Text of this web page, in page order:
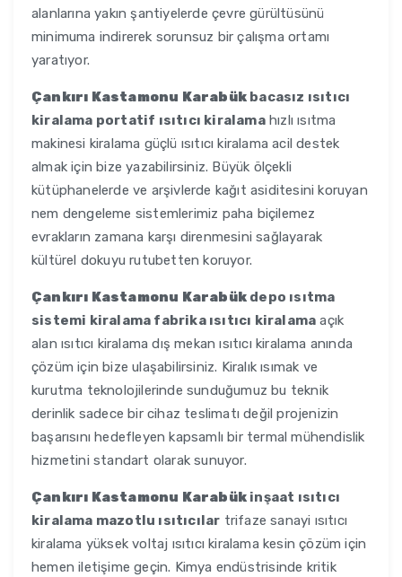
alanlarına yakın şantiyelerde çevre gürültüsünü
minimuma indirerek sorunsuz bir çalışma ortamı
yaratıyor.
Çankırı Kastamonu Karabük bacasız ısıtıcı
kiralama portatif ısıtıcı kiralamahızlı ısıtma
makinesi kiralama güçlü ısıtıcı kiralama acil destek
almak için bize yazabilirsiniz. Büyük ölçekli
kütüphanelerde ve arşivlerde kağıt asiditesini koruyan
nem dengeleme sistemlerimiz paha biçilemez
evrakların zamana karşı direnmesini sağlayarak
kültürel dokuyu rutubetten koruyor.
Çankırı Kastamonu Karabük depo ısıtma
sistemi kiralama fabrika ısıtıcı kiralama açık
alan ısıtıcı kiralama dış mekan ısıtıcı kiralama anında
çözüm için bize ulaşabilirsiniz. Kiralık ısımak ve
kurutma teknolojilerinde sunduğumuz bu teknik
derinlik sadece bir cihaz teslimatı değil projenizin
başarısını hedefleyen kapsamlı bir termal mühendislik
hizmetini standart olarak sunuyor.
Çankırı Kastamonu Karabük inşaat ısıtıcı
kiralama mazotlu ısıtıcılar trifaze sanayi ısıtıcı
kiralama yüksek voltaj ısıtıcı kiralama kesin çözüm için
hemen iletişime geçin. Kimya endüstrisinde kritik